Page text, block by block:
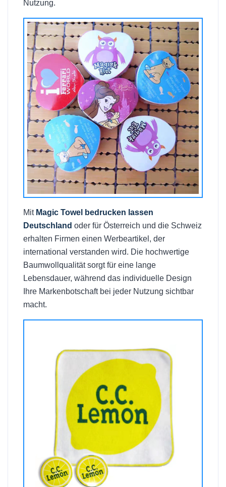
Nutzung.
Mit Magic Towel bedrucken lassen
Deutschland oder für Österreich und die Schweiz
erhalten Firmen einen Werbeartikel, der
international verstanden wird. Die hochwertige
Baumwollqualität sorgt für eine lange
Lebensdauer, während das individuelle Design
Ihre Markenbotschaft bei jeder Nutzung sichtbar
macht.